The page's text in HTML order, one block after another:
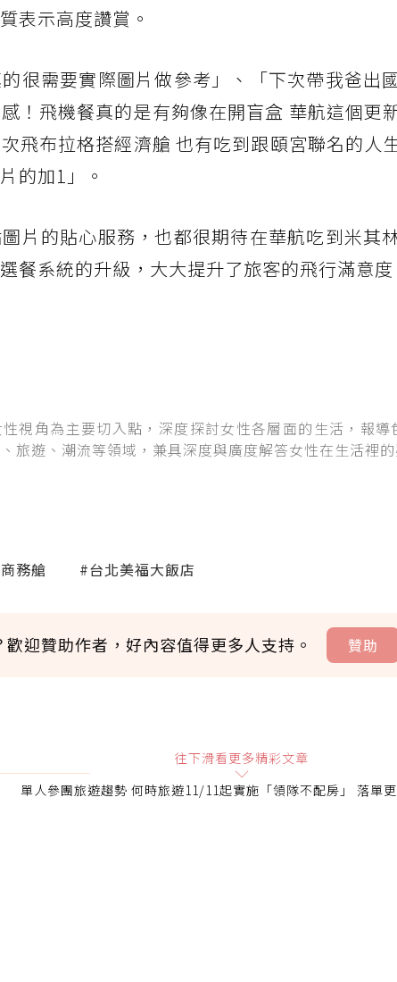
表示高度讚賞。
很需要實際圖片做參考」、「下次帶我爸出
！飛機餐真的是有夠像在開盲盒 華航這個更
飛布拉格搭經濟艙 也有吃到跟頤宮聯名的人
的加1」。
片的貼心服務，也都很期待在華航吃到米其
餐系統的升級，大大提升了旅客的飛行滿意度
性視角為主要切入點，深度探討女性各層面的生活，報導
旅遊、潮流等領域，兼具深度與廣度解答女性在生活裡的
務艙 #台北美福大飯店
迎贊助作者，好內容值得更多人支持。 贊助
往下滑看更多精彩文章
單人參團旅遊趨勢 何時旅遊11/11起實施「領隊不配房」 落單